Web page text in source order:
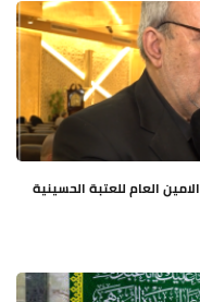
العام للعتبة الحسينية